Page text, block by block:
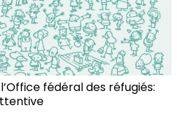
fédéral des réfugiés: